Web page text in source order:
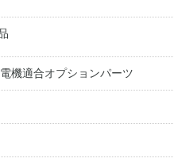
機適合オプションパーツ